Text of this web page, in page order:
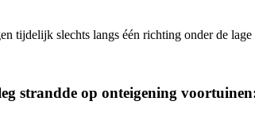
tijdelijk slechts langs één richting onder de
strandde op onteigening